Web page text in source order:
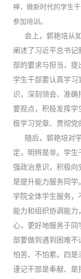
神，做新时代的学生
参加培训。
会上，郭艳培从如
阐述了习近平总书记
部的要求与担当，提
学生干部要认真学
识，深刻领会、准确
要观点，积极发挥学
极学习党章、贯彻党
随后，郭艳培对学
定，明辨是非。学
强政治意识，积极向
是提升能力服务同
学院全体学生服务
能力和组织协调能力
心，更好地服务于
部要做到遇到困难不
怕苦、不怕累。四是
谨记干部是奉献、是